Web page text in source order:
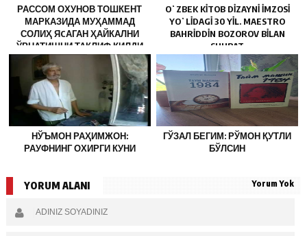
РАССОМ ОХУНОВ ТОШКЕНТ
МАРКАЗИДА МУҲАММАД
СОЛИҲ ЯCАГАН ҲАЙКАЛНИ
ЎРНАТИШНИ ТАКЛИФ ҚИЛДИ
OʻZBEK KITOB DIZAYNI IMZOSI
YOʻLIDAGI 30 YIL. MAESTRO
BAHRIDDIN BOZOROV BILAN
SUHBAT
НЎЪМОН РАҲИМЖОН:
РАУФНИНГ ОХИРГИ КУНИ
ГЎЗАЛ БЕГИМ: РЎМОН ҚУТЛИ
БЎЛСИН
YORUM ALANI Yorum Yok